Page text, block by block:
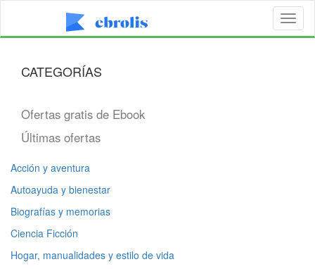
CATEGORÍAS
Ofertas gratis de Ebook
Últimas ofertas
Acción y aventura
Autoayuda y bienestar
Biografías y memorias
Ciencia Ficción
Hogar, manualidades y estilo de vida